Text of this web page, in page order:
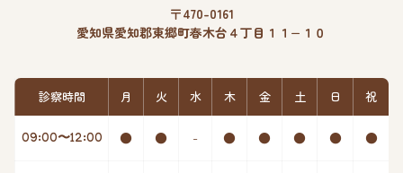
〒470-0161
愛知県愛知郡東郷町春木台４丁目１１−１０
診察時間 月 火 水 木 金 土 日 祝
09:00〜12:00 ● ● - ● ● ● ● ●